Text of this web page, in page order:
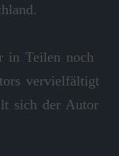
in Teilen noch
vervielfältigt
sich der Autor